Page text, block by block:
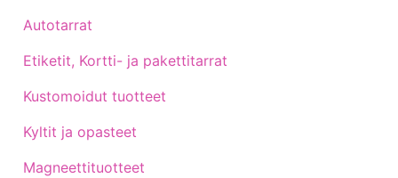
Autotarrat
Etiketit, Kortti- ja pakettitarrat
Kustomoidut tuotteet
Kyltit ja opasteet
Magneettituotteet